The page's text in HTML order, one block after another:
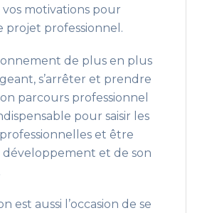
motivations pour
projet professionnel.
de plus en plus
s’arrêter et prendre
parcours professionnel
pour saisir les
et être
développement et de son
est aussi l’occasion de se